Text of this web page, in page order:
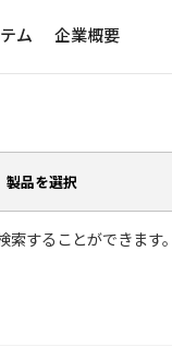
ム 企業概要
索することができま